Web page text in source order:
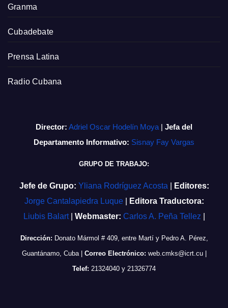
Granma
Cubadebate
Prensa Latina
Radio Cubana
Director: Adriel Oscar Hodelín Moya | Jefa del
Departamento Informativo: Sisnay Fay Vargas
GRUPO DE TRABAJO:
Jefe de Grupo: Yliana Rodríguez Acosta
Editores:
Jorge Cantalapiedra Luque
Editora Traductora:
Liubis Balart
Webmaster: Carlos A. Peña Tellez
Dirección: Donato Mármol # 409, entre Martí y Pedro A. Pérez,
Guantánamo, Cuba| Correo Electrónico: web.cmks@icrt.cu|
Telef: 21324040 y 21326774